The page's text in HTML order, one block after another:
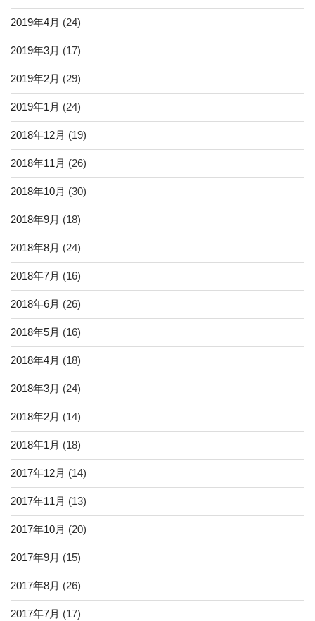
2019年4月 (24)
2019年3月 (17)
2019年2月 (29)
2019年1月 (24)
2018年12月 (19)
2018年11月 (26)
2018年10月 (30)
2018年9月 (18)
2018年8月 (24)
2018年7月 (16)
2018年6月 (26)
2018年5月 (16)
2018年4月 (18)
2018年3月 (24)
2018年2月 (14)
2018年1月 (18)
2017年12月 (14)
2017年11月 (13)
2017年10月 (20)
2017年9月 (15)
2017年8月 (26)
2017年7月 (17)